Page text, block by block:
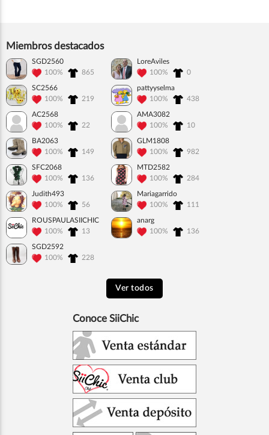
Miembros destacados
SGD2560
100%
865
LoreAviles
100%
0
SC2566
100%
219
pattyyselma
100%
438
AC2568
100%
22
AMA3082
100%
10
BA2063
100%
149
GLM1808
100%
982
SFC2068
100%
136
MTD2582
100%
284
Judith493
100%
56
Mariagarrido
100%
111
ROUSPAULASIICHIC
100%
13
anarg
100%
136
SGD2592
100%
228
Ver todos
Conoce SiiChic